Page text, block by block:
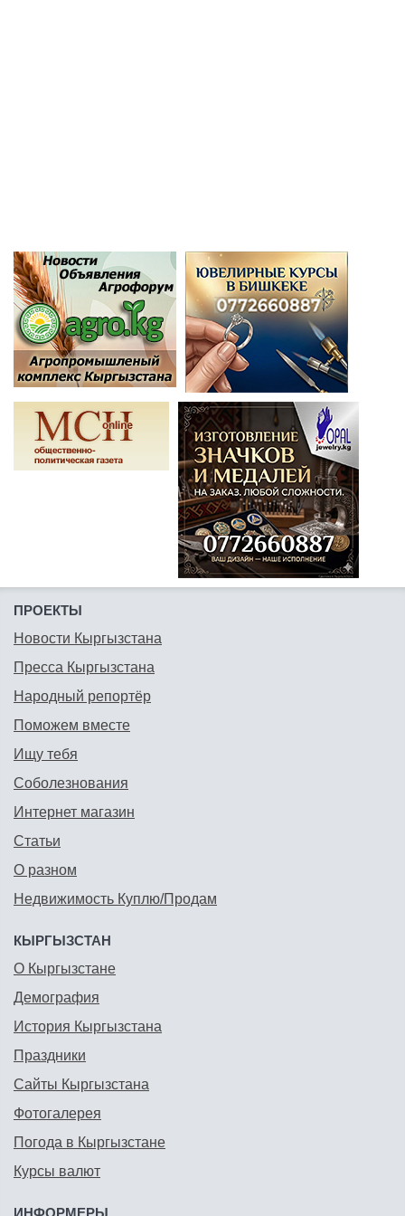
ПРОЕКТЫ
Новости Кыргызстана
Пресса Кыргызстана
Народный репортёр
Поможем вместе
Ищу тебя
Соболезнования
Интернет магазин
Статьи
О разном
Недвижимость Куплю/Продам
КЫРГЫЗСТАН
О Кыргызстане
Демография
История Кыргызстана
Праздники
Сайты Кыргызстана
Фотогалерея
Погода в Кыргызстане
Курсы валют